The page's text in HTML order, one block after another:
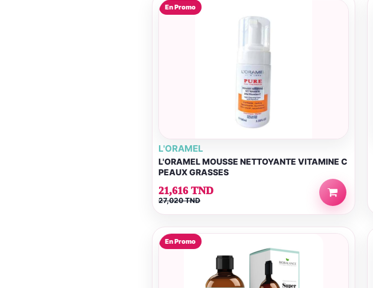
En Promo
L'ORAMEL
L'ORAMEL MOUSSE NETTOYANTE VITAMINE C
PEAUX GRASSES
21,616 TND
27,020 TND
En Promo